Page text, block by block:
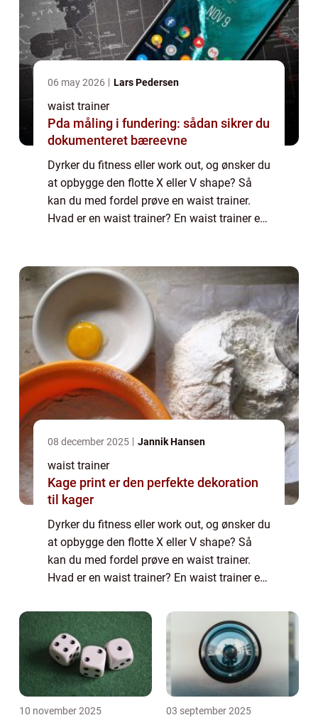
06 may 2026 Lars Pedersen
waist trainer
Pda måling i fundering: sådan sikrer du
dokumenteret bæreevne
Dyrker du fitness eller work out, og ønsker du
at opbygge den flotte X eller V shape? Så
kan du med fordel prøve en waist trainer.
Hvad er en waist trainer? En waist trainer er
08 december 2025 Jannik Hansen
waist trainer
Kage print er den perfekte dekoration
til kager
Dyrker du fitness eller work out, og ønsker du
at opbygge den flotte X eller V shape? Så
kan du med fordel prøve en waist trainer.
Hvad er en waist trainer? En waist trainer er
10 november 2025 03 september 2025